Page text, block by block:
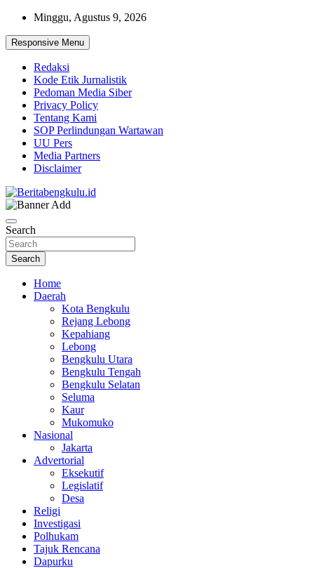
Skip
content
Minggu, Agustus 9, 2026
Responsive Menu
Redaksi
Kode Etik Jurnalistik
Pedoman Media Siber
Privacy Policy
Tentang Kami
SOP Perlindungan Wartawan
UU Pers
Media Partners
Disclaimer
Beritabengkulu.id
Search
Search
Home
Daerah
Kota Bengkulu
Rejang Lebong
Kepahiang
Lebong
Bengkulu Utara
Bengkulu Tengah
Bengkulu Selatan
Seluma
Kaur
Mukomuko
Nasional
Jakarta
Advertorial
Eksekutif
Legislatif
Desa
Religi
Investigasi
Polhukam
Tajuk Rencana
Dapurku